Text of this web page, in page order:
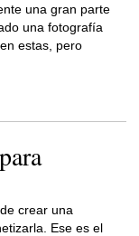
una gran parte
una fotografía
estas, pero
crear una
Ese es el